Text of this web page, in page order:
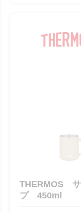
THERMOS
プ 450ml